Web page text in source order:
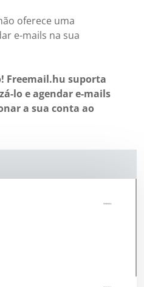
oferece uma
e-mails na sua
Freemail.hu suporta
lo e agendar e-mails
a sua conta ao